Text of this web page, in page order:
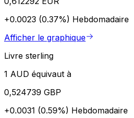
+0.0023 (0.37%) Hebdomadaire
Afficher le graphique
Livre sterling
1 AUD équivaut à
0,524739 GBP
+0.0031 (0.59%) Hebdomadaire